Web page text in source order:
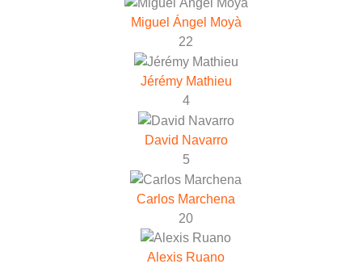
Miguel Ángel Moyà
22
Jérémy Mathieu
4
David Navarro
5
Carlos Marchena
20
Alexis Ruano